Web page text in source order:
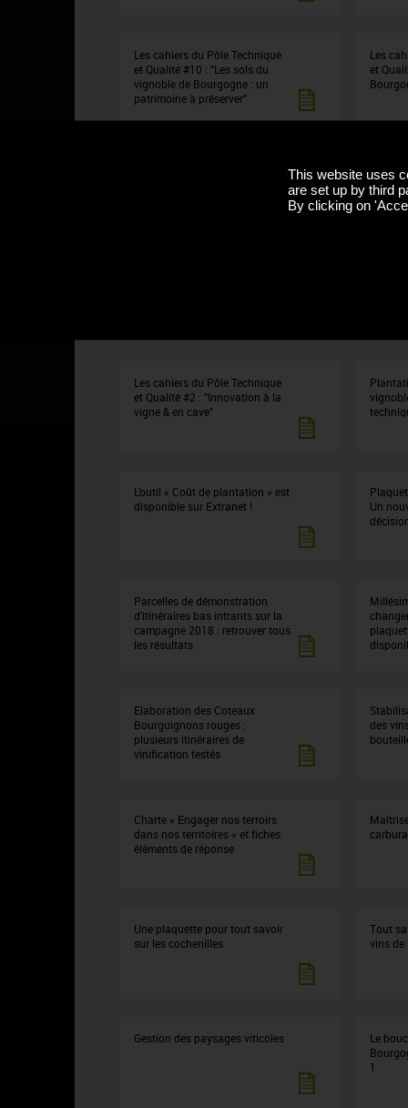
Les cahiers du Pôle Technique
et Qualité #10 : "Les sols du
vignoble de Bourgogne : un
patrimoine à préserver"
Les
et
et
leviers
Les cahiers du Pôle Technique
et Qualité #2 : "Innovation à la
vigne & en cave"
L’outil « Coût de plantation » est
disponible sur Extranet !
Un
Parcelles de démonstration
d’itinéraires bas intrants sur la
campagne 2018 : retrouver tous
les résultats
Elaboration des Coteaux
Bourguignons rouges :
plusieurs itinéraires de
vinification testés
des
Charte « Engager nos terroirs
dans nos territoires » et fiches
éléments de réponse
Une plaquette pour tout savoir
sur les cochenilles
Tout
vins de
Gestion des paysages viticoles
Le
1
This website uses
are set up by third
By clicking on